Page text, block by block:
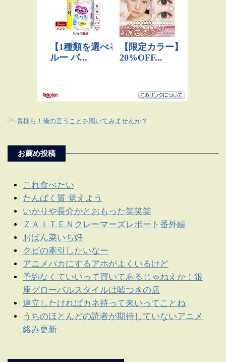
-貴様ら！俺の言うことを聞いてみませんか？
お薦め投稿
これ食べたい
たんぱく質 覚えよう
いかりや長介かとおもった笑笑笑
ＺＡＩＴＥＮクレーマーズレポート番外編
おばん菜いち好
クビの牽引したいなー
アニメバカにするアホがよくいるけど
予約なくていいって買いてあるじゃねえか！銀
座グローバルスタイルは嘘つきの店
連立したければカネ持って来いってことね
うちのほとんどの読者が期待していないアニメ
絡み更新